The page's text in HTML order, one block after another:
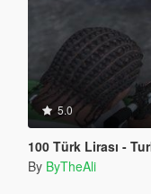
5.0
100 Türk Lirası -
By ByTheAli